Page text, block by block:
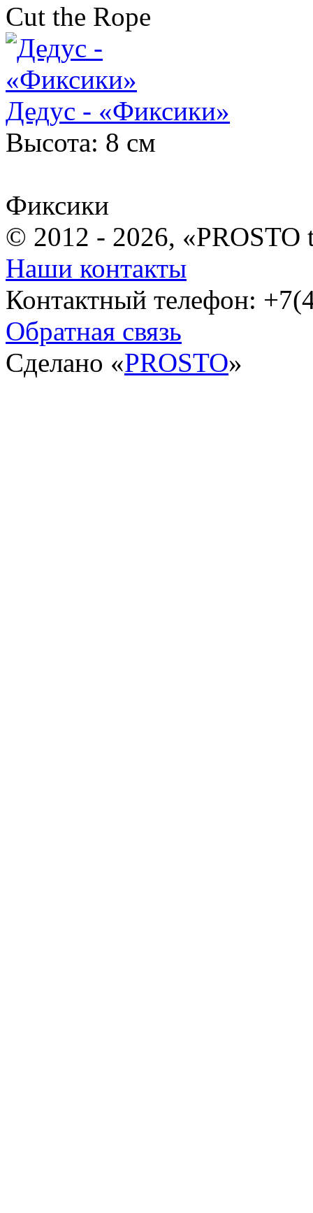
Cut the Rope
Дедус - «Фиксики»
Высота: 8 см
Фиксики
© 2012 - 2026, «PROSTO
Наши контакты
Контактный телефон:
Обратная связь
Сделано «PROSTO»